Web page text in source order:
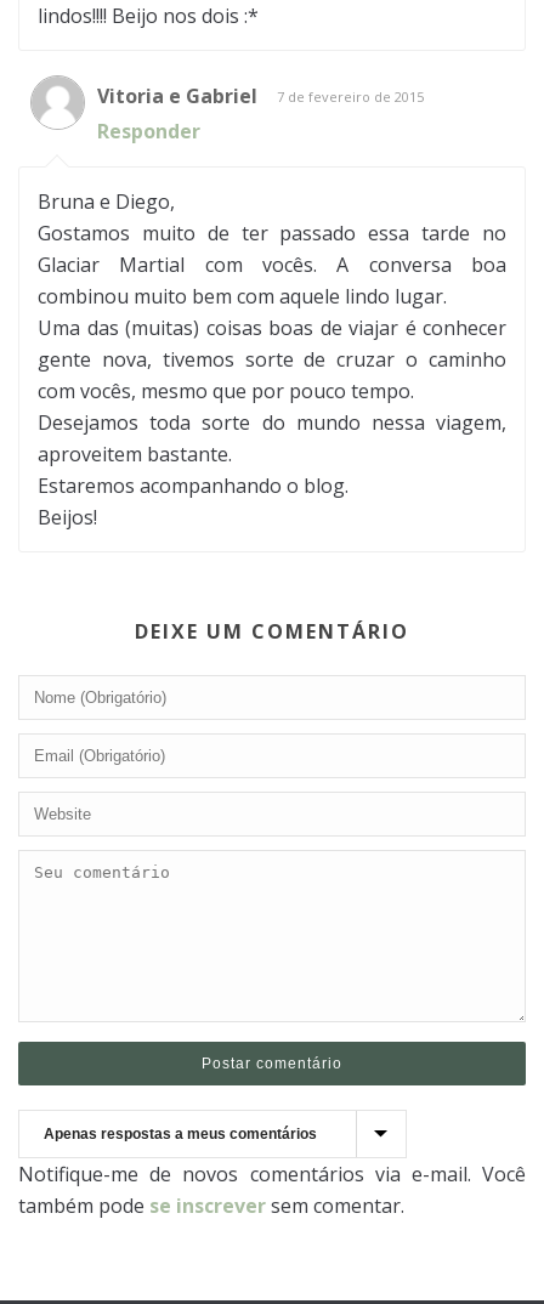
lindos!!!! Beijo nos dois :*
Vitoria e Gabriel 7 de fevereiro de 2015
Responder
Bruna e Diego,
Gostamos muito de ter passado essa tarde no
Glaciar Martial com vocês. A conversa boa
combinou muito bem com aquele lindo lugar.
Uma das (muitas) coisas boas de viajar é conhecer
gente nova, tivemos sorte de cruzar o caminho
com vocês, mesmo que por pouco tempo.
Desejamos toda sorte do mundo nessa viagem,
aproveitem bastante.
Estaremos acompanhando o blog.
Beijos!
DEIXE UM COMENTÁRIO
Notifique-me de novos comentários via e-mail. Você
também pode se inscreversem comentar.